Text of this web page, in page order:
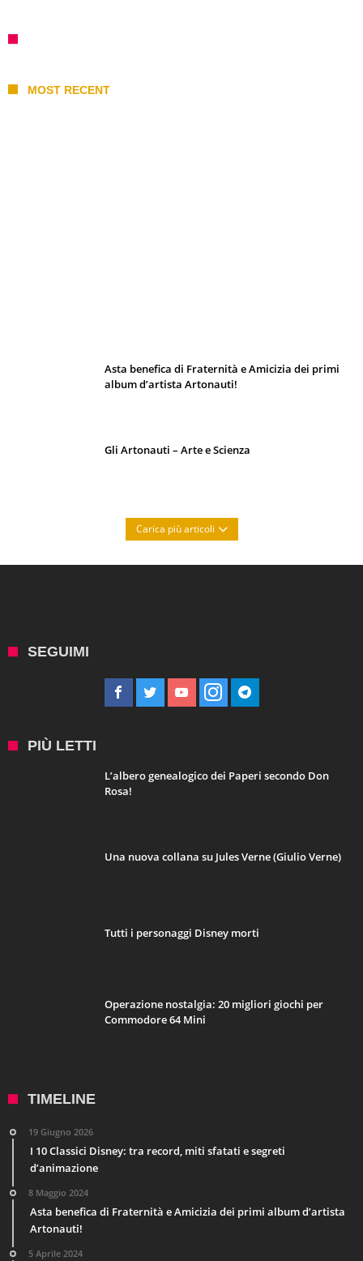
MOST RECENT
Asta benefica di Fraternità e Amicizia dei primi
album d’artista Artonauti!
Gli Artonauti – Arte e Scienza
Carica più articoli
SEGUIMI
PIÙ LETTI
L’albero genealogico dei Paperi secondo Don
Rosa!
Una nuova collana su Jules Verne (Giulio Verne)
Tutti i personaggi Disney morti
Operazione nostalgia: 20 migliori giochi per
Commodore 64 Mini
TIMELINE
19 Giugno 2026
I 10 Classici Disney: tra record, miti sfatati e segreti
d’animazione
8 Maggio 2024
Asta benefica di Fraternità e Amicizia dei primi album d’artista
Artonauti!
5 Aprile 2024